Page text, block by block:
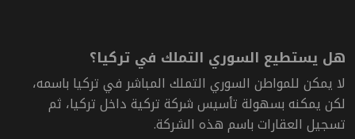
هل يستطيع السوري التملك في تركيا؟
لا يمكن للمواطن السوري التملك المباشر في تركيا باسمه،
لكن يمكنه بسهولة تأسيس شركة تركية داخل تركيا، ثم
تسجيل العقارات باسم هذه الشركة.